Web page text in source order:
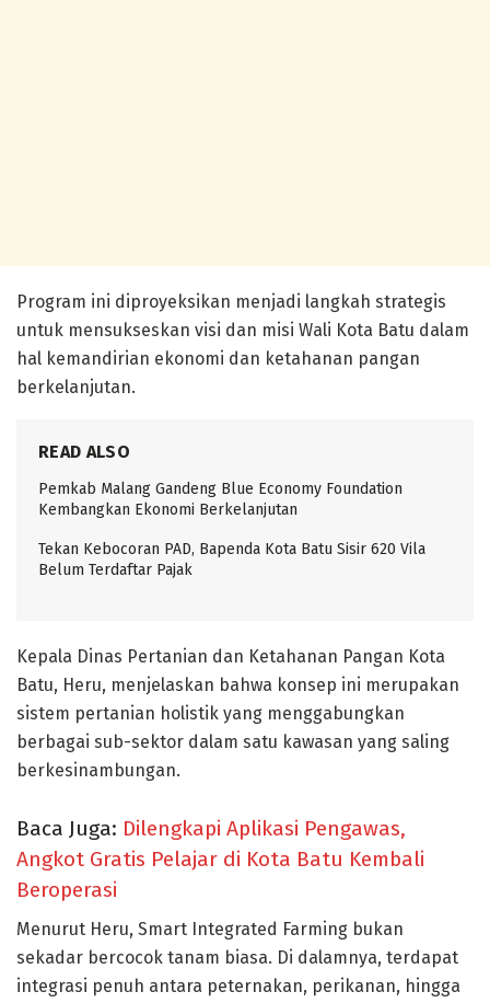
Program ini diproyeksikan menjadi langkah strategis
untuk mensukseskan visi dan misi Wali Kota Batu dalam
hal kemandirian ekonomi dan ketahanan pangan
berkelanjutan.
READ ALSO
Pemkab Malang Gandeng Blue Economy Foundation
Kembangkan Ekonomi Berkelanjutan
Tekan Kebocoran PAD, Bapenda Kota Batu Sisir 620 Vila
Belum Terdaftar Pajak
Kepala Dinas Pertanian dan Ketahanan Pangan Kota
Batu, Heru, menjelaskan bahwa konsep ini merupakan
sistem pertanian holistik yang menggabungkan
berbagai sub-sektor dalam satu kawasan yang saling
berkesinambungan.
Baca Juga: Dilengkapi Aplikasi Pengawas,
Angkot Gratis Pelajar di Kota Batu Kembali
Beroperasi
Menurut Heru, Smart Integrated Farming bukan
sekadar bercocok tanam biasa. Di dalamnya, terdapat
integrasi penuh antara peternakan, perikanan, hingga